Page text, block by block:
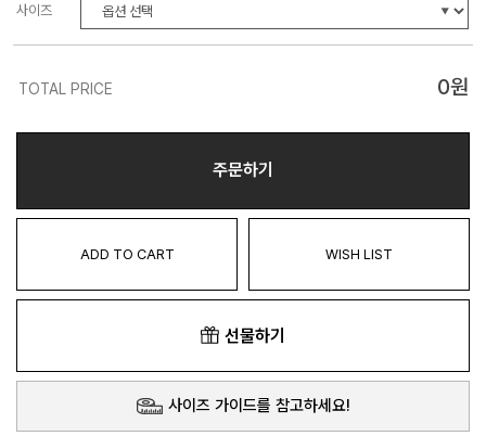
사이즈
TOTAL PRICE 0원
주문하기
ADD TO CART WISH LIST
선물하기
사이즈 가이드를 참고하세요!